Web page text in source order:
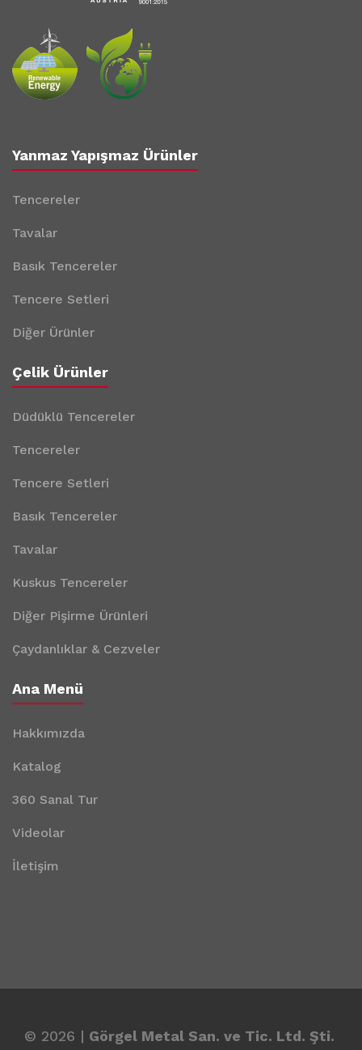
Yanmaz Yapışmaz Ürünler
Tencereler
Tavalar
Basık Tencereler
Tencere Setleri
Diğer Ürünler
Çelik Ürünler
Düdüklü Tencereler
Tencereler
Tencere Setleri
Basık Tencereler
Tavalar
Kuskus Tencereler
Diğer Pişirme Ürünleri
Çaydanlıklar & Cezveler
Ana Menü
Hakkımızda
Katalog
360 Sanal Tur
Videolar
İletişim
© 2026 | Görgel Metal San. ve Tic. Ltd. Şti.